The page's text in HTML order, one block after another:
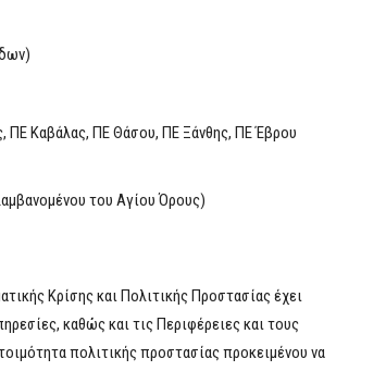
ΠΕ Καβάλας, ΠΕ Θάσου, ΠΕ Ξάνθης, ΠΕ Έβρου
του Αγίου Όρους)
Κρίσης και Πολιτικής Προστασίας έχει
καθώς και τις Περιφέρειες και τους
πολιτικής προστασίας προκειμένου να